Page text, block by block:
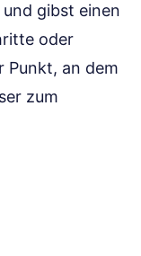
gibst einen
oder
Punkt, an dem
zum